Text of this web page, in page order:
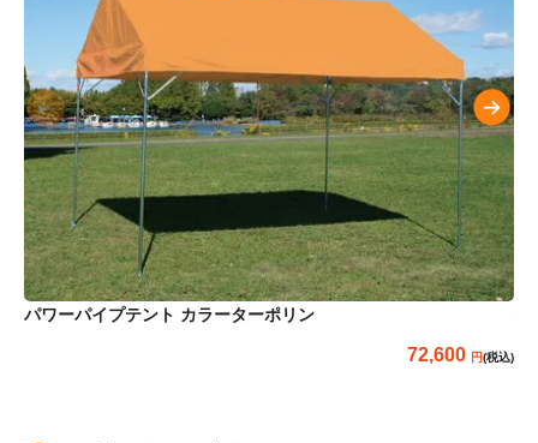
パワーパイプテント カラーターポリン
72,600 (税込)